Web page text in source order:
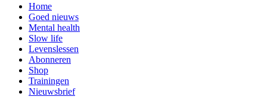
Home
Goed nieuws
Mental health
Slow life
Levenslessen
Abonneren
Shop
Trainingen
Nieuwsbrief